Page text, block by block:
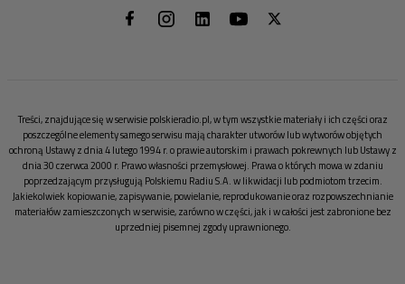
Treści, znajdujące się w serwisie polskieradio.pl, w tym wszystkie materiały i ich części oraz
poszczególne elementy samego serwisu mają charakter utworów lub wytworów objętych
ochroną Ustawy z dnia 4 lutego 1994 r. o prawie autorskim i prawach pokrewnych lub Ustawy z
dnia 30 czerwca 2000 r. Prawo własności przemysłowej. Prawa o których mowa w zdaniu
poprzedzającym przysługują Polskiemu Radiu S.A. w likwidacji lub podmiotom trzecim.
Jakiekolwiek kopiowanie, zapisywanie, powielanie, reprodukowanie oraz rozpowszechnianie
materiałów zamieszczonych w serwisie, zarówno w części, jak i w całości jest zabronione bez
uprzedniej pisemnej zgody uprawnionego.